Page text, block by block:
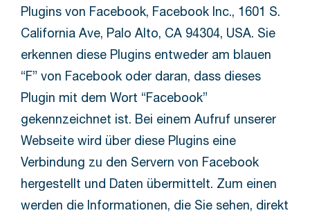
Plugins von Facebook, Facebook Inc., 1601 S.
California Ave, Palo Alto, CA 94304, USA. Sie
erkennen diese Plugins entweder am blauen
“F” von Facebook oder daran, dass dieses
Plugin mit dem Wort “Facebook”
gekennzeichnet ist. Bei einem Aufruf unserer
Webseite wird über diese Plugins eine
Verbindung zu den Servern von Facebook
hergestellt und Daten übermittelt. Zum einen
werden die Informationen, die Sie sehen, direkt